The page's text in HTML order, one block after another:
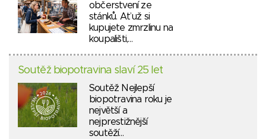
občerstvení ze
stánků. Ať už si
kupujete zmrzlinu na
koupališti,…
Soutěž biopotravina slaví 25 let
Soutěž Nejlepší
biopotravina roku je
největší a
nejprestižnější
soutěží…